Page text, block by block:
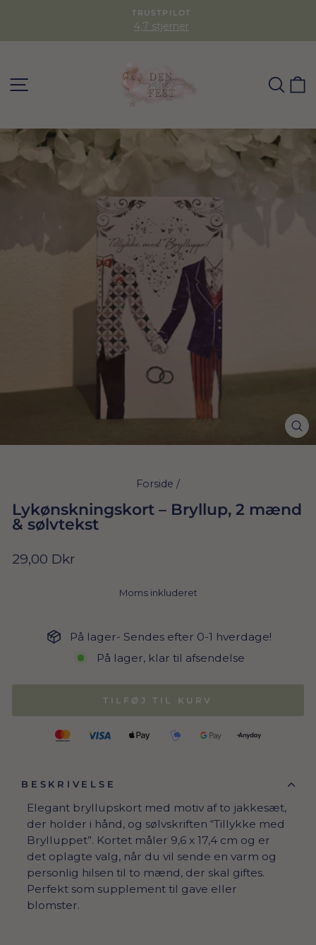
TRUSTPILOT
4,7 stjerner
SØG
Forside /
Lykønskningskort – Bryllup, 2 mænd
& sølvtekst
Normal
29,00 Dkr
Moms inkluderet
På lager- Sendes efter 0-1 hverdage!
På lager, klar til afsendelse
TILFØJ TIL KURV
BESKRIVELSE
Elegant bryllupskort med motiv af to jakkesæt,
der holder i hånd, og sølvskriften “Tillykke med
Brylluppet”. Kortet måler 9,6 x 17,4 cm og er
det oplagte valg, når du vil sende en varm og
personlig hilsen til to mænd, der skal giftes.
Perfekt som supplement til gave eller
blomster.